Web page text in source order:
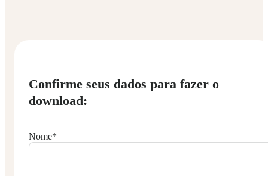
Confirme seus dados para fazer o
download:
Nome*